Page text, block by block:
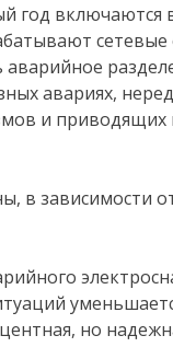
год включаются
сетевые
авариях,
и приводящих
в зависимости
но